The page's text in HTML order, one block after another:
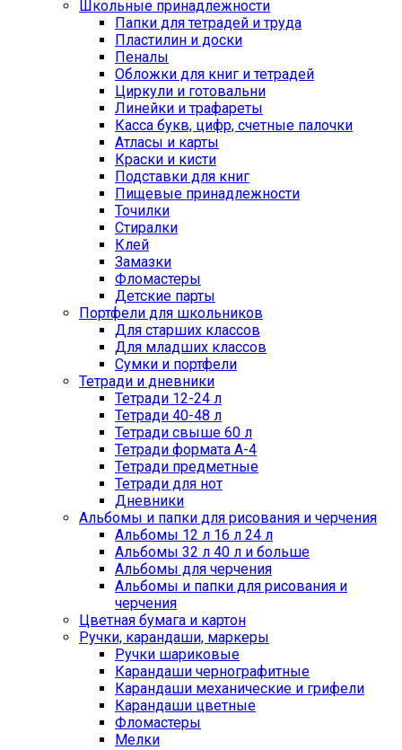
Школьные принадлежности
Папки для тетрадей и труда
Пластилин и доски
Пеналы
Обложки для книг и тетрадей
Циркули и готовальни
Линейки и трафареты
Касса букв, цифр, счетные палочки
Атласы и карты
Краски и кисти
Подставки для книг
Пищевые принадлежности
Точилки
Стиралки
Клей
Замазки
Фломастеры
Детские парты
Портфели для школьников
Для старших классов
Для младших классов
Сумки и портфели
Тетради и дневники
Тетради 12-24 л
Тетради 40-48 л
Тетради свыше 60 л
Тетради формата А-4
Тетради предметные
Тетради для нот
Дневники
Альбомы и папки для рисования и черчения
Альбомы 12 л 16 л 24 л
Альбомы 32 л 40 л и больше
Альбомы для черчения
Альбомы и папки для рисования и
черчения
Цветная бумага и картон
Ручки, карандаши, маркеры
Ручки шариковые
Карандаши чернографитные
Карандаши механические и грифели
Карандаши цветные
Фломастеры
Мелки